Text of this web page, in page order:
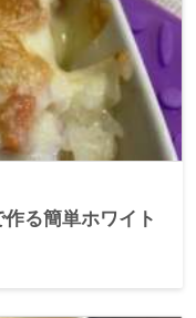
る簡単ホワイト